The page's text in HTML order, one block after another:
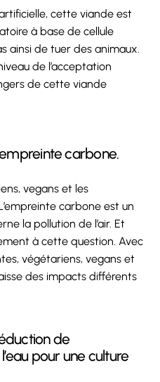
cette viande est
à base de cellule
ainsi de tuer des animaux.
de l’acceptation
de cette viande
carbone.
vegans et les
carbone est un
la pollution de l’air. Et
à cette question. Avec
végétariens, vegans et
des impacts différents
de
pour une culture